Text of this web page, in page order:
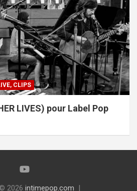
CLIPS
LIVES) pour Label Pop
2026 intimepop.com